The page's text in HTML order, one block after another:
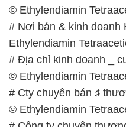
© Ethylendiamin
# Nơi bán & kinh doanh
Ethylendiamin
# Địa chỉ kinh doanh _
© Ethylendiamin
# Cty chuyên bán ♯
© Ethylendiamin